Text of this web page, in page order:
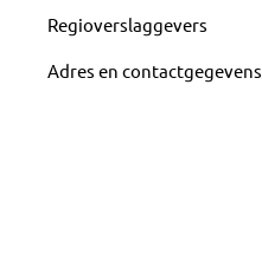
Regioverslaggevers
Adres en contactgegevens